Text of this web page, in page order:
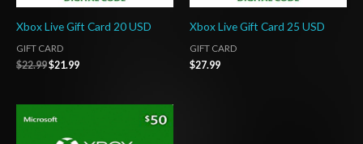
Xbox Live Gift Card 20 USD
GIFT CARD
$22.99$21.99
Xbox Live Gift Card 25 USD
GIFT CARD
$27.99